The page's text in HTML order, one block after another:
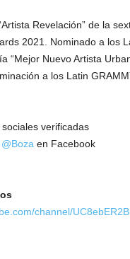
Revelación” de la
2021. Nominado a los
“Mejor Nuevo Artista
a los Latin
verificadas
@Boza en Facebook
channel/